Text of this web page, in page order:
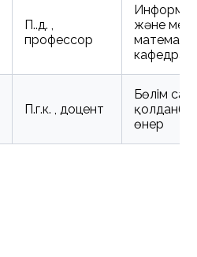
П.ғ.д. ,
профессор
және
П.г.к. , доцент
Бөлім
өнер